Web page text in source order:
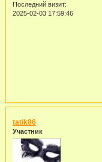
Последний визит:
2025-02-03 17:59:46
tatik86
Участник